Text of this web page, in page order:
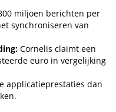
miljoen berichten per
synchroniseren van
Cornelis claimt een
euro in vergelijking
applicatieprestaties dan